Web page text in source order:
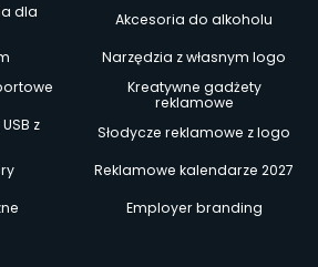
dla
Akcesoria do alkoholu
Narzędzia z własnym logo
Kreatywne gadżety
reklamowe
z
Słodycze reklamowe z logo
Reklamowe kalendarze 2027
Employer branding